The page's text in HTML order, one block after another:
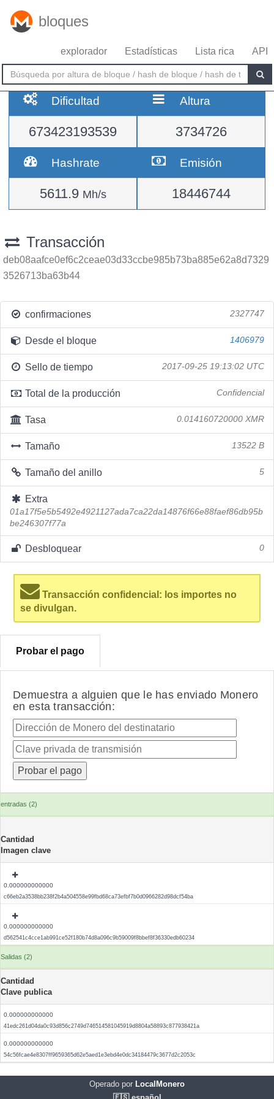
bloques
explorador Estadísticas Lista rica API
Dificultad
673423193539
Altura
3734726
Hashrate
5611.9 Mh/s
Emisión
18446744
Transacción
deb08aafce0ef6c2ceae03d33ccbe985b73ba885e62a8d7329
3526713ba63b44
confirmaciones 2327747
Desde el bloque 1406979
Sello de tiempo 2017-09-25 19:13:02 UTC
Total de la producción Confidencial
Tasa 0.014160720000 XMR
Tamaño 13522 B
Tamaño del anillo 5
Extra
01a17f5e5b5492e4921127ada7ca22da14876f66e88faef86db95b
be246307f77a
Desbloquear 0
Transacción confidencial: los importes no
se divulgan.
Probar el pago
Demuestra a alguien que le has enviado Monero
en esta transacción:
entradas (2)
Cantidad
Imagen clave
0.000000000000
c66eb2a3538bb238f2b4a504558e99fbd68ca73efbf7b0d0966282d98dcf54ba
0.000000000000
d562541c4cce1ab991ce52f180b74d8a096c9b59009f8bbef8f36330edb60234
Salidas (2)
Cantidad
Clave publica
0.000000000000
41edc261d04da0c93d856c2749d746514581045919d8804a58893c877938421a
0.000000000000
54c56fcae4e8307ff9659365d62e5aed1e3ebd4e0dc34184479c3677d2c2053c
Operado por LocalMonero